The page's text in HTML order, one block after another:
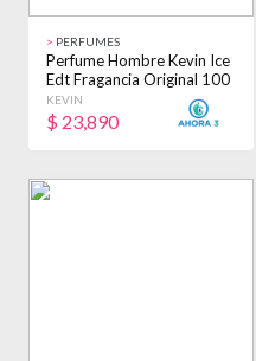
> PERFUMES
Perfume Hombre Kevin Ice
Edt Fragancia Original 100
Ml
KEVIN
$ 23,890